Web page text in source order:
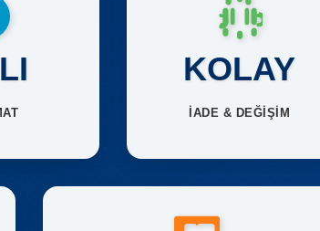
KOLAY
İADE & DEĞİŞİM